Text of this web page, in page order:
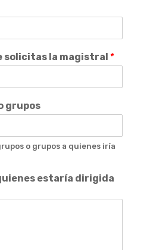
solicitas la magistral *
grupos
o grupos a quienes iría
estaría dirigida